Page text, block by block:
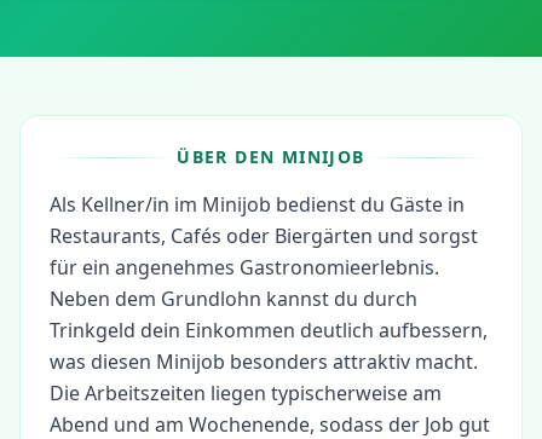
ÜBER DEN MINIJOB
Als Kellner/in im Minijob bedienst du Gäste in
Restaurants, Cafés oder Biergärten und sorgst
für ein angenehmes Gastronomieerlebnis.
Neben dem Grundlohn kannst du durch
Trinkgeld dein Einkommen deutlich aufbessern,
was diesen Minijob besonders attraktiv macht.
Die Arbeitszeiten liegen typischerweise am
Abend und am Wochenende, sodass der Job gut